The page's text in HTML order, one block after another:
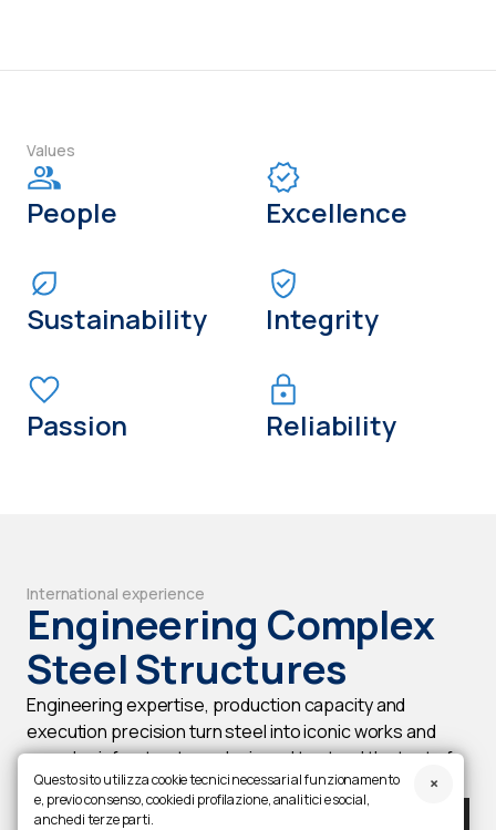
Values
People Excellence
Sustainability Integrity
Passion Reliability
International experience
Engineering Complex
Steel Structures
Engineering expertise, production capacity and
execution precision turn steel into iconic works and
complex infrastructure, designed to stand the test of
time and leave a lasting mark on the landscape.
Questo sito utilizza cookie tecnici necessari al funzionamento
e, previo consenso, cookie di profilazione, analitici e social,
anche di terze parti.